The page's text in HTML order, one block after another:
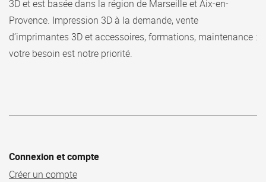
3D et est basée dans la région de Marseille et Aix-en-
Provence. Impression 3D à la demande, vente
d’imprimantes 3D et accessoires, formations, maintenance :
votre besoin est notre priorité.
Connexion et compte
Créer un compte